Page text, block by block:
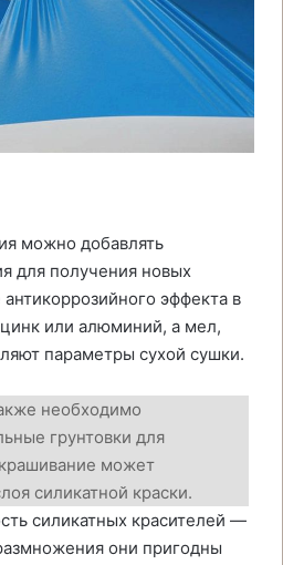
можно добавлять
для получения новых
антикоррозийного эффекта в
или алюминий, а мел,
параметры сухой сушки.
необходимо
грунтовки для
может
силикатной краски.
силикатных красителей —
они пригодны